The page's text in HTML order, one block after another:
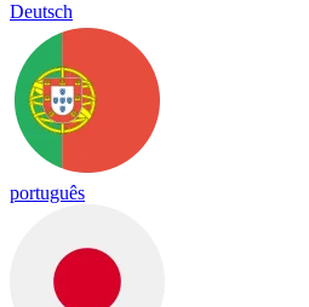
Deutsch
português